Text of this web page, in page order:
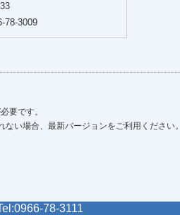
78-3009
要です。
い場合、最新バージョンをご利用ください。
78-3111